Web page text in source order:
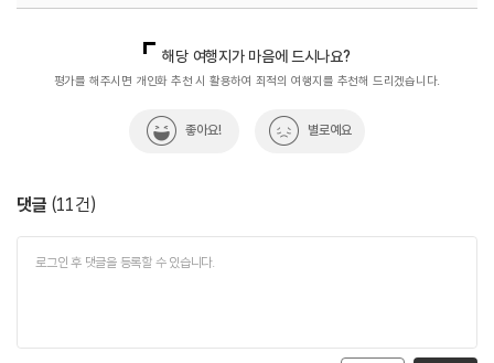
해당 여행지가 마음에 드시나요?
평가를 해주시면 개인화 추천 시 활용하여 최적의 여행지를 추천해 드리겠습니다.
좋아요! 별로예요
댓글 (11건)